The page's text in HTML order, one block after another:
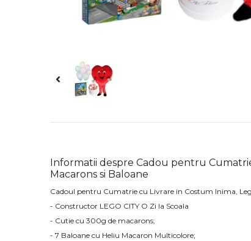
Informatii despre Cadou pentru
Macarons si Baloane
Cadoul pentru Cumatrie cu Livrare in Costum Inima,
- Constructor LEGO CITY O Zi la Scoala
- Cutie cu 300g de macarons;
- 7 Baloane cu Heliu Macaron Multicolore;